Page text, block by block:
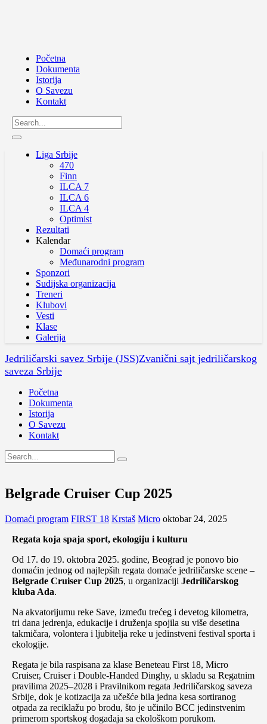
Početna
Dokumenta
Istorija
O Savezu
Kontakt
Liga Srbije
470
Finn
ILCA 7
ILCA 6
ILCA 4
Optimist
Rezultati
Kalendar
Domaći program
Međunarodni program
Sponzori
Sudijska organizacija
Treneri
Klubovi
Vesti
Klase
Galerija
Jedriličarski savez Srbije (JSS)Zvanični sajt jedriličarskog
saveza Srbije
Početna
Dokumenta
Istorija
O Savezu
Kontakt
Belgrade Cruiser Cup 2025
Domaći program FIRST 18 Krstaš Micro oktobar 24, 2025
Regata koja spaja sport, ekologiju i kulturu
Od 17. do 19. oktobra 2025. godine, Beograd je ponovo bio
domaćin jednog od najlepših regata domaće jedriličarske scene –
Belgrade Cruiser Cup 2025, u organizaciji Jedriličarskog
kluba Ada.
Na akvatorijumu reke Save, između trećeg i devetog kilometra,
tri dana jedrenja, edukacije i druženja spojila su više desetina
takmičara, volontera i ljubitelja reke u jedinstveni festival sporta i
ekologije.
Regata je bila raspisana za klase Beneteau First 18, Micro
Cruiser, Cruiser i Double-Handed Dinghy, u skladu sa Regatnim
pravilima 2025–2028 i Pravilnikom regata Jedriličarskog saveza
Srbije, dok je kotizacija za učešće bila jedna kesa sortiranog
otpada za reciklažu po brodu, što je učinilo BCC jedinstvenim
primerom sportskog događaja sa ekološkom porukom.